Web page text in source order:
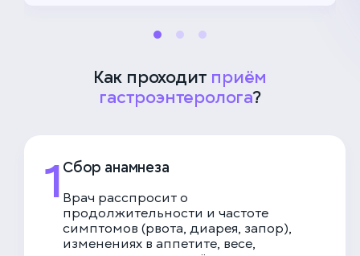
Как проходит приём
гастроэнтеролога?
1 Сбор анамнеза
Врач расспросит о
продолжительности и частоте
симптомов (рвота, диарея, запор),
изменениях в аппетите, весе,